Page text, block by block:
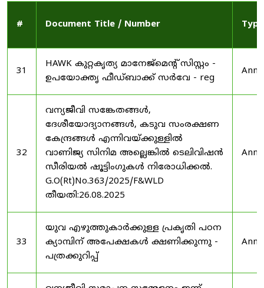
# Document Title / Number Type
31
HAWK കുറ്റകൃത്യ മാനേജ്മെന്റ് സിസ്റ്റം -
ഉപയോക്തൃ ഫീഡ്‌ബാക്ക് സർവേ - reg
32
വന്യജീവി സങ്കേതങ്ങൾ,
ദേശീയോദ്യാനങ്ങൾ, കടുവ സംരക്ഷണ
കേന്ദ്രങ്ങൾ എന്നിവയ്ക്കുള്ളിൽ
വാണിജ്യ സിനിമ അല്ലെങ്കിൽ ടെലിവിഷൻ
സീരിയൽ ഷൂട്ടിംഗുകൾ നിരോധിക്കൽ.
G.O(Rt)No.363/2025/F&WLD
തീയതി:26.08.2025
33
യുവ എഴുത്തുകാർക്കുള്ള പ്രകൃതി പഠന
ക്യാമ്പിന് അപേക്ഷകൾ ക്ഷണിക്കുന്നു -
പത്രക്കുറിപ്പ്